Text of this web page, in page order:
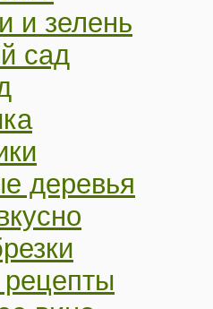
и зелень
сад
деревья
рецепты